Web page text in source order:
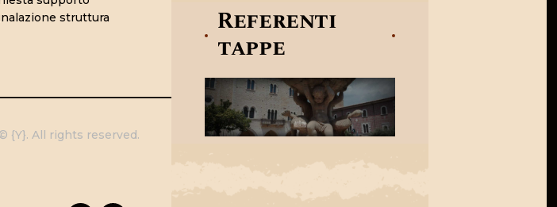
struttura
© {Y}. All rights reserved.
Referenti
tappe